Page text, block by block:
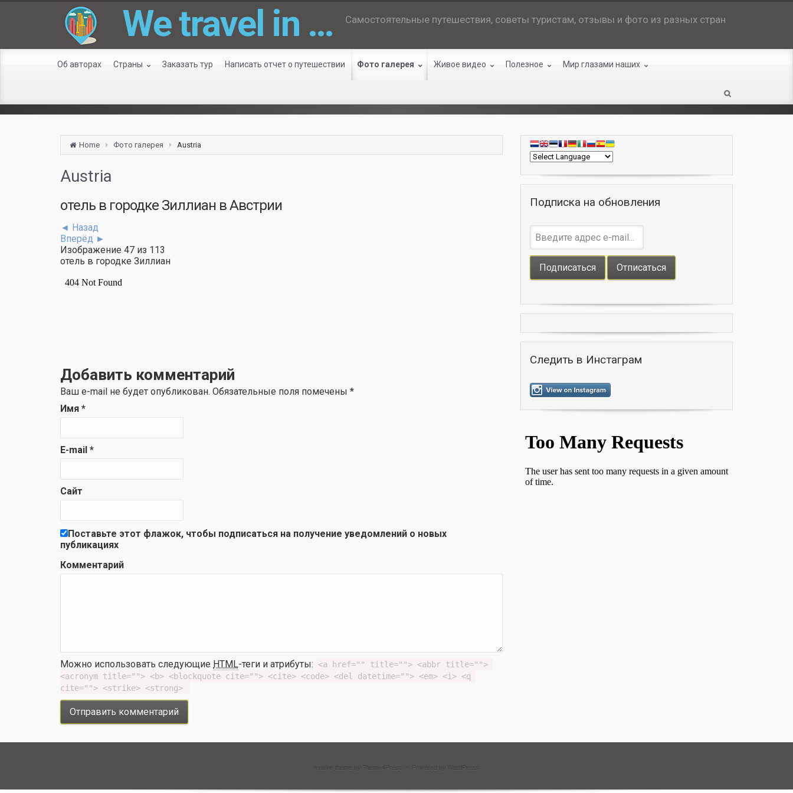
We travel in … Самостоятельные путешествия, советы туристам, отзывы и фото из разных стран
Об авторах Страны Заказать тур Написать отчет о путешествии Фото галерея Живое видео Полезное Мир глазами наших
Home Фото галерея Austria
Austria
отель в городке Зиллиан в Австрии
◄ Назад
Вперёд ►
Изображение 47 из 113
отель в городке Зиллиан
Добавить комментарий
Ваш e-mail не будет опубликован. Обязательные поля помечены *
Имя *
E-mail *
Сайт
Поставьте этот флажок, чтобы подписаться на получение уведомлений о новых
публикациях
Комментарий
Можно использовать следующие HTML-теги и атрибуты: <a href="" title=""> <abbr title="">
<acronym title=""> <b> <blockquote cite=""> <cite> <code> <del datetime=""> <em> <i> <q
cite=""> <strike> <strong>
Подписка на обновления
Следить в Инстаграм
evolve theme by Theme4Press • Powered by WordPress